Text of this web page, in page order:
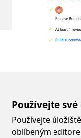
Používejte
Používejte
oblíbeným